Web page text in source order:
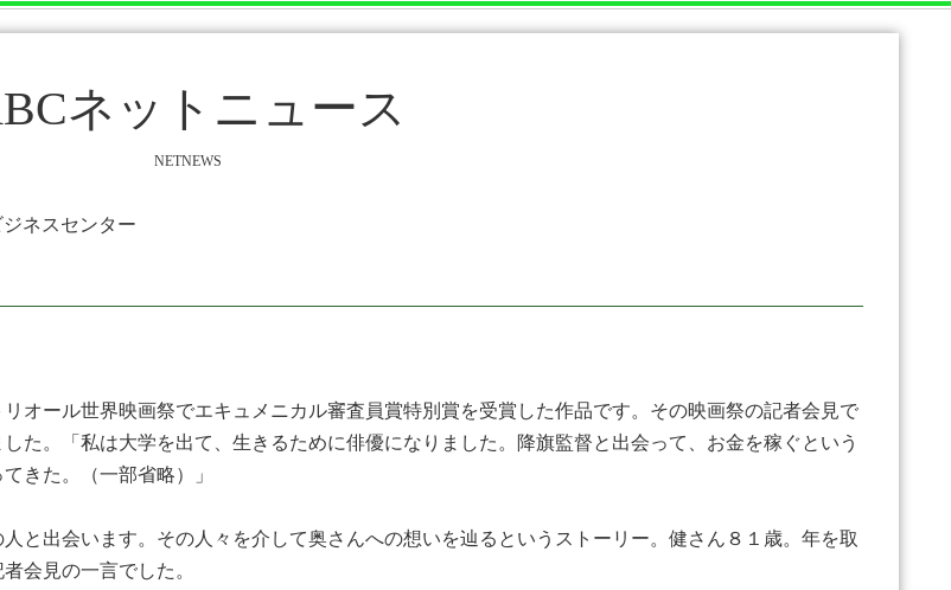
ネットニュース
NETNEWS
ネスセンター
オール世界映画祭でエキュメニカル審査員賞特別賞を受賞した作品です。その映画祭の記者会見で
た。「私は大学を出て、生きるために俳優になりました。降旗監督と出会って、お金を稼ぐという
きた。（一部省略）」
と出会います。その人々を介して奥さんへの想いを辿るというストーリー。健さん８１歳。年を取
会見の一言でした。